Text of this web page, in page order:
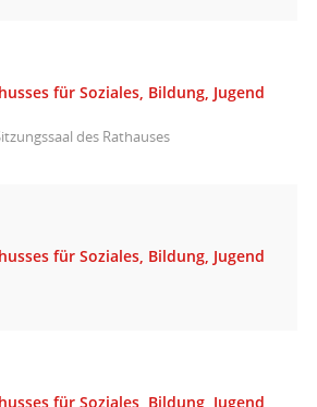
für Soziales, Bildung, Jugend
des Rathauses
für Soziales, Bildung, Jugend
für Soziales, Bildung, Jugend